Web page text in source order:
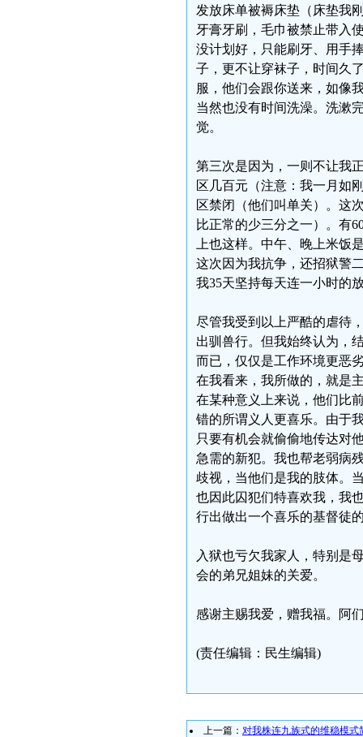
发放床单被褥床垫（床垫我
牙膏牙刷，毛巾被禁止带入
没计划好，只能刷牙、用手
子，更不让穿袜子，时间久
服，他们会跟你送来，如像
当然也没有时间洗澡。洗漱
觉。
第三次是因为，一则不让我
区几百元（注意：我一月如
区禁闭（他们叫单关）。这
比正常的少三分之一）。有
上也这样。中午、晚上米饭
这次因为我抗争，还招狱警
我35天坚持每天连一小时的
尽管我受到以上严酷的虐待
出驯兽行。但我始终认为，
而已，仅仅是工作环境更恶
在我看来，我所做的，就是
在某种意义上来说，他们比
错的所谓义人更喜乐。由于
只要有机会就偷偷地传达对
急需的新犯。我也帮老弱病
歧视，当他们是我的肢体。
也因此囚犯们特喜欢我，我
行出做出一个喜乐的基督徒
入狱也亏欠我家人，特别是
会的弟兄姐妹的关爱。
感谢主赐我爱，赠我福。阿
(责任编辑：民生编辑)
上一篇： 对我株连九族式的维稳模